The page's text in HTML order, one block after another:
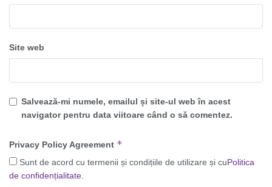
Site web
Salvează-mi numele, emailul și site-ul web în acest
navigator pentru data viitoare când o să comentez.
Privacy Policy Agreement *
Sunt de acord cu termenii și condițiile de utilizare și cuPolitica
de confidențialitate.